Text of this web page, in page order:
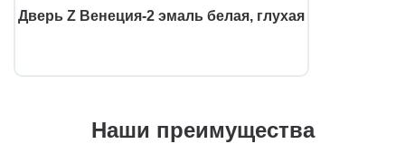
Дверь Z Венеция-2 эмаль белая, глухая
Наши преимущества